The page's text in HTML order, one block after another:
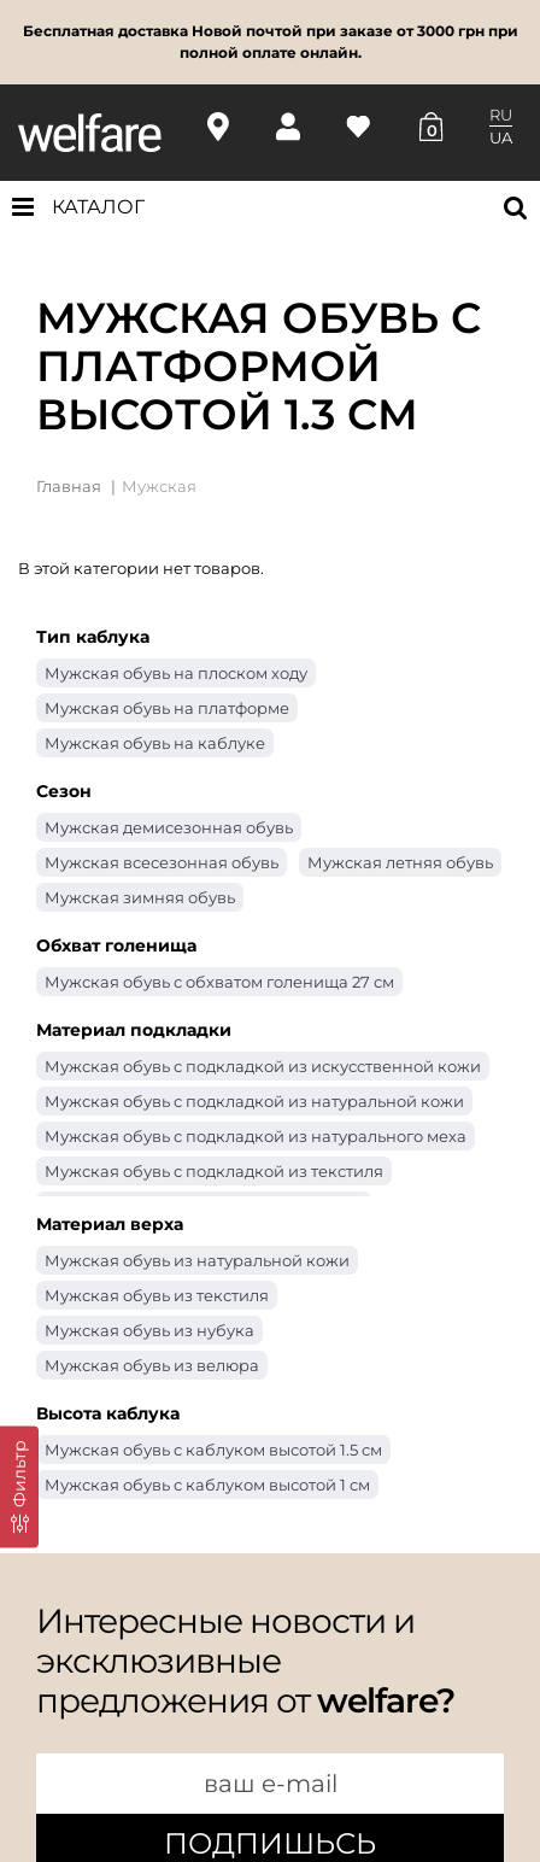
Бесплатная доставка Новой почтой при заказе от 3000 грн при
полной оплате онлайн.
0
RU
UA
КАТАЛОГ
МУЖСКАЯ ОБУВЬ С
ПЛАТФОРМОЙ
ВЫСОТОЙ 1.3 СМ
Главная Мужская
Фильтр
В этой категории нет товаров.
Тип каблука
Мужская обувь на плоском ходу
Мужская обувь на платформе
Мужская обувь на каблуке
Сезон
Мужская демисезонная обувь
Мужская всесезонная обувь
Мужская летняя обувь
Мужская зимняя обувь
Обхват голенища
Мужская обувь с обхватом голенища 27 см
Материал подкладки
Мужская обувь с подкладкой из искусственной кожи
Мужская обувь с подкладкой из натуральной кожи
Мужская обувь с подкладкой из натурального меха
Мужская обувь с подкладкой из текстиля
Материал верха
Мужская обувь из натуральной кожи
Мужская обувь из текстиля
Мужская обувь из нубука
Мужская обувь из велюра
Высота каблука
Мужская обувь с каблуком высотой 1.5 см
Мужская обувь с каблуком высотой 1 см
Интересные новости и
эксклюзивные
предложения отwelfare?
ПОДПИШЬСЬ